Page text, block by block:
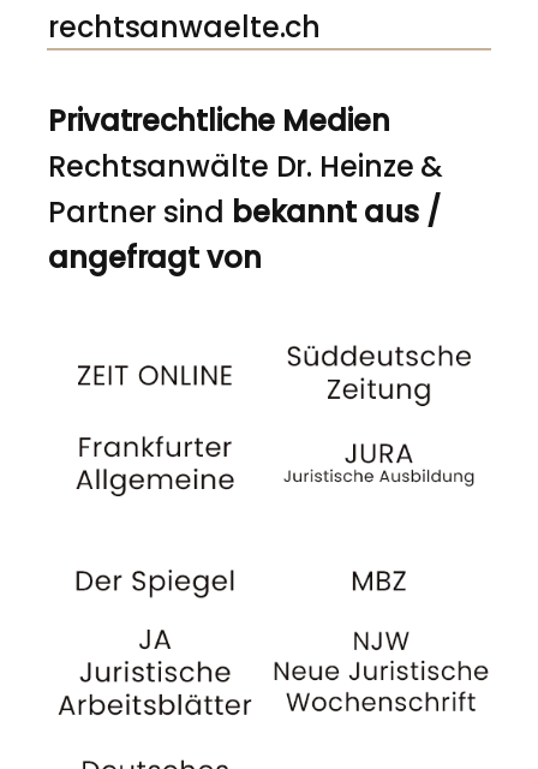
rechtsanwaelte.ch
Privatrechtliche Medien
Rechtsanwälte Dr. Heinze &
Partner sind bekannt aus /
angefragt von